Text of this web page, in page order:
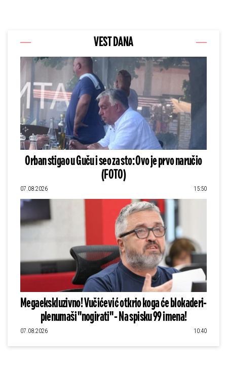
VEST DANA
Orban stigao u Guču i seo za sto: Ovo je prvo naručio
(FOTO)
07.08.2026 15:50
Megaekskluzivno! Vučićević otkrio koga će blokaderi-
plenumaši "nogirati" - Na spisku 99 imena!
07.08.2026 10:40